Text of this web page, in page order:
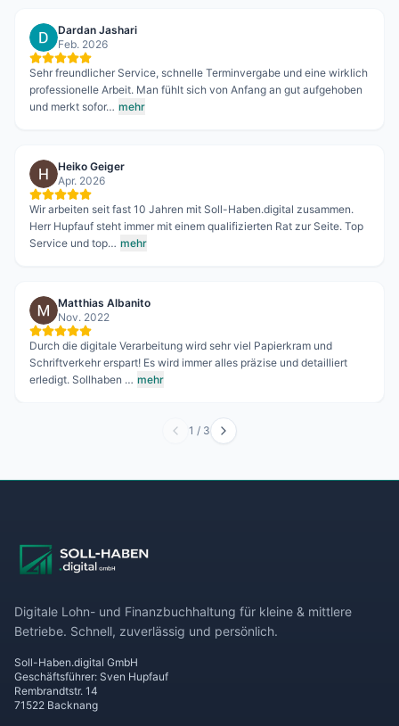
Dardan Jashari
Feb. 2026
Sehr freundlicher Service, schnelle Terminvergabe und eine wirklich
professionelle Arbeit. Man fühlt sich von Anfang an gut aufgehoben
und merkt sofor… mehr
Heiko Geiger
Apr. 2026
Wir arbeiten seit fast 10 Jahren mit Soll-Haben.digital zusammen.
Herr Hupfauf steht immer mit einem qualifizierten Rat zur Seite. Top
Service und top… mehr
Matthias Albanito
Nov. 2022
Durch die digitale Verarbeitung wird sehr viel Papierkram und
Schriftverkehr erspart! Es wird immer alles präzise und detailliert
erledigt. Sollhaben … mehr
1 / 3
Digitale Lohn- und Finanzbuchhaltung für kleine & mittlere
Betriebe. Schnell, zuverlässig und persönlich.
Soll-Haben.digital GmbH
Geschäftsführer: Sven Hupfauf
Rembrandtstr. 14
71522 Backnang